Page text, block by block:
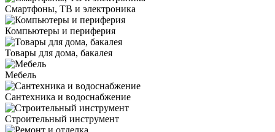
Смартфоны, ТВ и электроника
Компьютеры и периферия
Товары для дома, бакалея
Мебель
Сантехника и водоснабжение
Строительный инструмент